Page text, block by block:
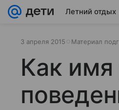
Летний отдых
3 апреля 2015 Материал
Как имя